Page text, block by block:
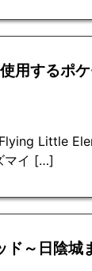
用するポ
Little
マイ […]
ド～日陰城